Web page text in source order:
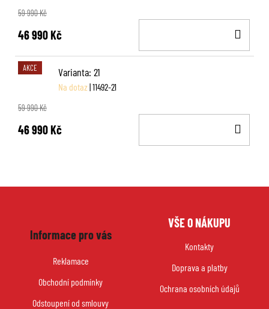
59 990 Kč
46 990 Kč
AKCE Varianta: 21
Na dotaz| 11492-21
59 990 Kč
46 990 Kč
Informace pro vás
Reklamace
Obchodní podmínky
Odstoupení od smlouvy
VŠE O NÁKUPU
Kontakty
Doprava a platby
Ochrana osobních údajů